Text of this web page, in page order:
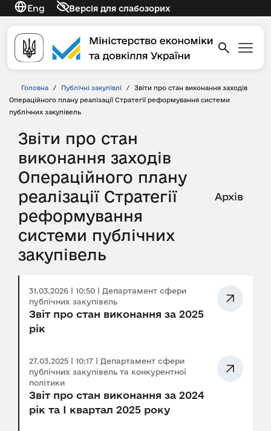
Eng Версія для слабозорих
Головна / Публічні закупівлі /
Звіти про стан виконання заходів
Операційного плану реалізації Стратегії реформування системи
публічних закупівель
Звіти про стан
виконання заходів
Операційного плану
реалізації Стратегії
реформування
системи публічних
закупівель
Архів
31.03.2026 | 10:50 | Департамент сфери
публічних закупівель
Звіт про стан виконання за 2025
рік
27.03.2025 | 10:17 | Департамент сфери
публічних закупівель та конкурентної
політики
Звіт про стан виконання за 2024
рік та І квартал 2025 року